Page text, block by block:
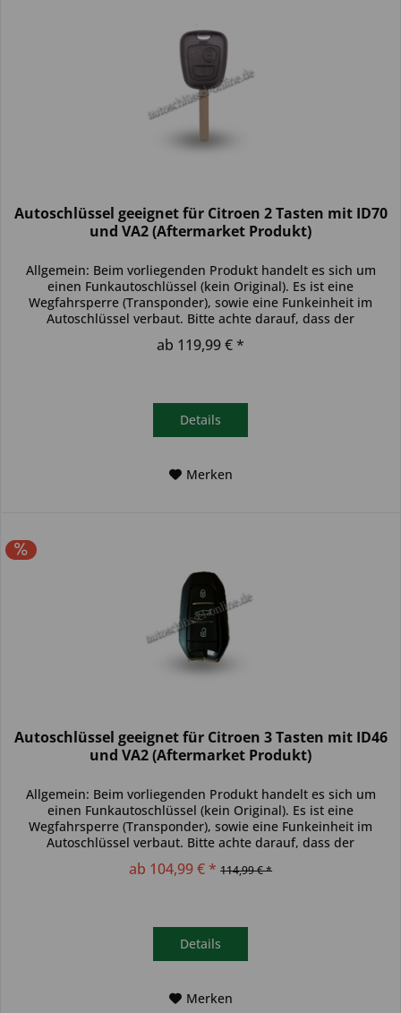
Autoschlüssel geeignet für Citroen 2 Tasten mit ID70
und VA2 (Aftermarket Produkt)
Allgemein: Beim vorliegenden Produkt handelt es sich um
einen Funkautoschlüssel (kein Original). Es ist eine
Wegfahrsperre (Transponder), sowie eine Funkeinheit im
Autoschlüssel verbaut. Bitte achte darauf, dass der
ab 119,99 € *
Details
Merken
Autoschlüssel geeignet für Citroen 3 Tasten mit ID46
und VA2 (Aftermarket Produkt)
Allgemein: Beim vorliegenden Produkt handelt es sich um
einen Funkautoschlüssel (kein Original). Es ist eine
Wegfahrsperre (Transponder), sowie eine Funkeinheit im
Autoschlüssel verbaut. Bitte achte darauf, dass der
ab 104,99 € * 114,99 € *
Details
Merken